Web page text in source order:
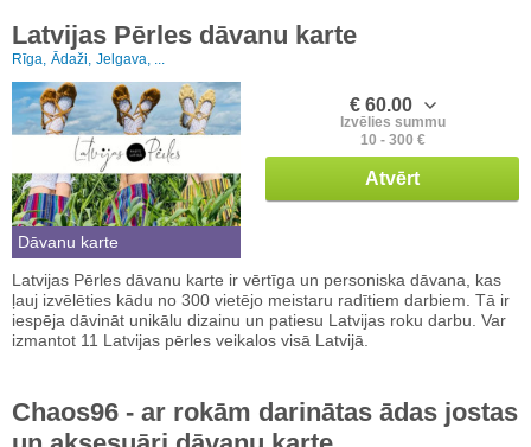
Latvijas Pērles dāvanu karte
Rīga, Ādaži, Jelgava, ...
Dāvanu karte
€ 60.00
Izvēlies summu
10 - 300 €
Atvērt
Latvijas Pērles dāvanu karte ir vērtīga un personiska dāvana, kas
ļauj izvēlēties kādu no 300 vietējo meistaru radītiem darbiem. Tā ir
iespēja dāvināt unikālu dizainu un patiesu Latvijas roku darbu. Var
izmantot 11 Latvijas pērles veikalos visā Latvijā.
Chaos96 - ar rokām darinātas ādas jostas